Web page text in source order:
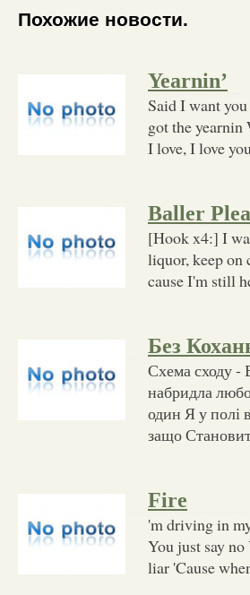
Похожие новости.
Yearnin’
Said I want
got the yearnin
I love, I love
Baller
[Hook x4:] I
liquor, keep
cause I'm still
Без
Схема сходу -
набридла
один Я у полі
защо
Fire
'm driving in
You just say
liar 'Cause